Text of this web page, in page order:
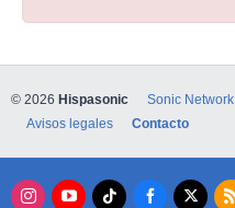
© 2026 Hispasonic Sonic Network
Avisos legales
Contacto